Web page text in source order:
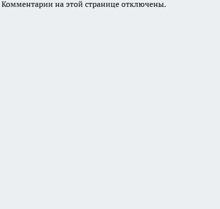
Комментарии на этой странице отключены.